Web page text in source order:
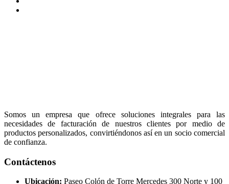
Somos un empresa que ofrece soluciones integrales para las
necesidades de facturación de nuestros clientes por medio de
productos personalizados, convirtiéndonos así en un socio comercial
de confianza.
Contáctenos
Ubicación: Paseo Colón de Torre Mercedes 300 Norte y 100